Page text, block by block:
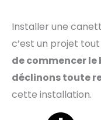
Installer une
c’est un projet
de commencer
déclinons toute
cette installation.